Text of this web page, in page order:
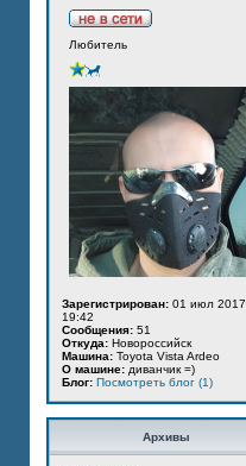
Любитель
Зарегистрирован: 01 июл 2017,
19:42
Сообщения: 51
Откуда: Новороссийск
Машина: Toyota Vista Ardeo
О машине: диванчик =)
Блог: Посмотреть блог (1)
Архивы